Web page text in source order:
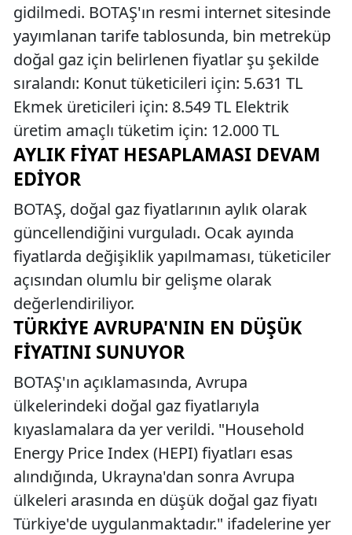
gidilmedi. BOTAŞ'ın resmi internet sitesinde
yayımlanan tarife tablosunda, bin metreküp
doğal gaz için belirlenen fiyatlar şu şekilde
sıralandı: Konut tüketicileri için: 5.631 TL
Ekmek üreticileri için: 8.549 TL Elektrik
üretim amaçlı tüketim için: 12.000 TL
AYLIK FIYAT HESAPLAMASI DEVAM
EDIYOR
BOTAŞ, doğal gaz fiyatlarının aylık olarak
güncellendiğini vurguladı. Ocak ayında
fiyatlarda değişiklik yapılmaması, tüketiciler
açısından olumlu bir gelişme olarak
değerlendiriliyor.
TÜRKIYE AVRUPA'NIN EN DÜŞÜK
FIYATINI SUNUYOR
BOTAŞ'ın açıklamasında, Avrupa
ülkelerindeki doğal gaz fiyatlarıyla
kıyaslamalara da yer verildi. "Household
Energy Price Index (HEPI) fiyatları esas
alındığında, Ukrayna'dan sonra Avrupa
ülkeleri arasında en düşük doğal gaz fiyatı
Türkiye'de uygulanmaktadır." ifadelerine yer